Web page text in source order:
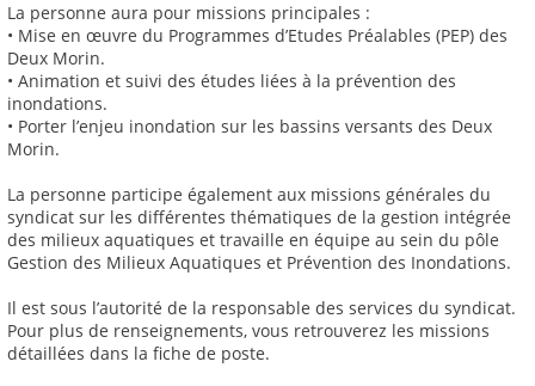
La personne aura pour missions principales :
• Mise en œuvre du Programmes d’Etudes Préalables (PEP) des
Deux Morin.
• Animation et suivi des études liées à la prévention des
inondations.
• Porter l’enjeu inondation sur les bassins versants des Deux
Morin.
La personne participe également aux missions générales du
syndicat sur les différentes thématiques de la gestion intégrée
des milieux aquatiques et travaille en équipe au sein du pôle
Gestion des Milieux Aquatiques et Prévention des Inondations.
Il est sous l’autorité de la responsable des services du syndicat.
Pour plus de renseignements, vous retrouverez les missions
détaillées dans la fiche de poste.